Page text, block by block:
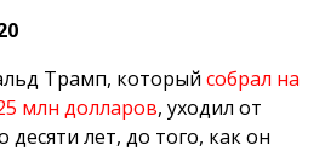
Трамп, который собрал на
млн долларов, уходил от
лет, до того, как он